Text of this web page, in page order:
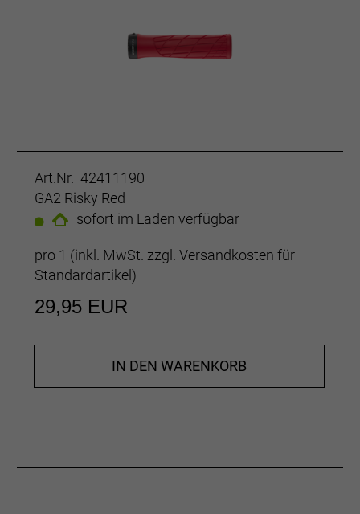
Art.Nr. 42411190
GA2 Risky Red
sofort im Laden verfügbar
pro 1 (inkl. MwSt. zzgl. Versandkosten für
Standardartikel)
29,95 EUR
IN DEN WARENKORB